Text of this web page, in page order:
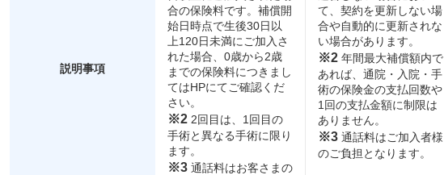
説明事項
合の保険料です。補償開
始日時点で生後30日以
上120日未満にご加入さ
れた場合、0歳から2歳
までの保険料につきまし
てはHPにてご確認くだ
さい。
※2 2回目は、1回目の
手術と異なる手術に限り
ます。
※3 通話料はお客さまの
て、契約を更新しない場
合や自動的に更新されな
い場合があります。
※2 年間最大補償額内で
あれば、通院・入院・手
術の保険金の支払回数や
1回の支払金額に制限は
ありません。
※3 通話料はご加入者様
のご負担となります。